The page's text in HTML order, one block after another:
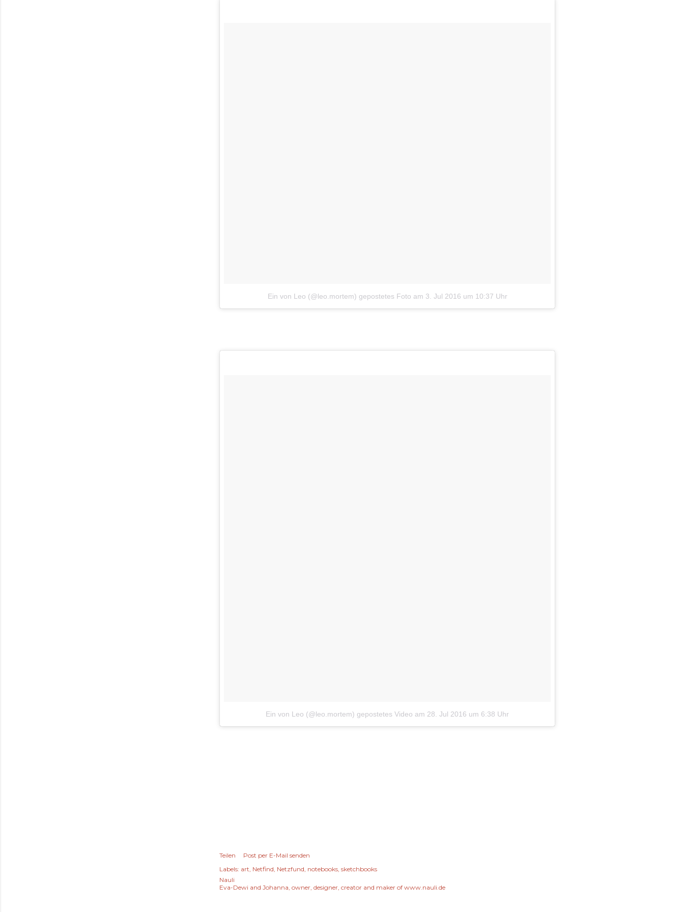
Ein von Leo (@leo.mortem) gepostetes Foto am 3. Jul 2016 um 10:37 Uhr
Ein von Leo (@leo.mortem) gepostetes Video am 28. Jul 2016 um 6:38 Uhr
Teilen
Post per E-Mail senden
Labels: art Netfind Netzfund notebooks sketchbooks
Nauli
Eva-Dewi and Johanna, owner, designer, creator and maker of www.nauli.de